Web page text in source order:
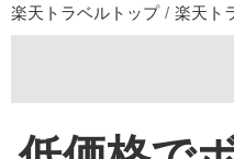
楽天トラベルトップ 楽天ト